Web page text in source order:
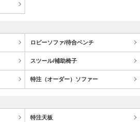
ロビーソファ/待合ベンチ
スツール/補助椅子
特注（オーダー）ソファー
特注天板